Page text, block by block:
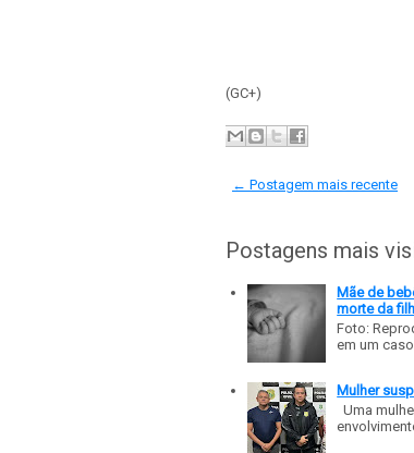
(GC+)
← Postagem mais recente
Postagens mais
Mãe de
morte da
Foto:
em um
Mulher
Uma